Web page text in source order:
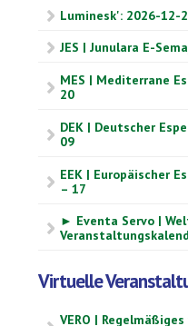
Luminesk': 2026-12-
JES | Junulara E-
MES | Mediterrane
20
DEK | Deutscher
09
EEK | Europäischer
– 17
► Eventa Servo |
Virtuelle
VERO |